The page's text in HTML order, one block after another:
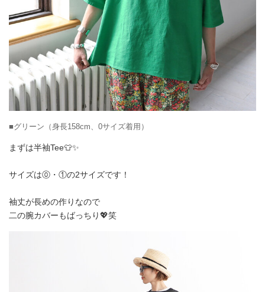
■グリーン（身長158cm、0サイズ着用）
まずは半袖Tee👕✨
サイズは⓪・①の2サイズです！
袖丈が長めの作りなので
二の腕カバーもばっちり💖笑